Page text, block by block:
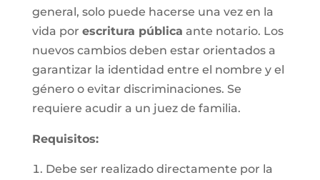
general, solo puede hacerse una vez en la
vida por escritura pública ante notario. Los
nuevos cambios deben estar orientados a
garantizar la identidad entre el nombre y el
género o evitar discriminaciones. Se
requiere acudir a un juez de familia.
Requisitos:
Debe ser realizado directamente por la